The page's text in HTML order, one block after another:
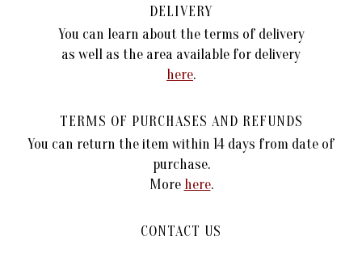
DELIVERY
You can learn about the terms of delivery
as well as the area available for delivery
here.
TERMS OF PURCHASES AND REFUNDS
You can return the item within 14 days from date of
purchase.
More here.
CONTACT US